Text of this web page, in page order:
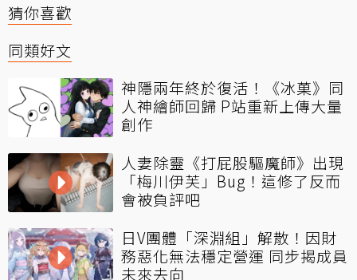
猜你喜歡
同類好文
神隱兩年終於復活！《冰菓》同
人神繪師回歸 P站重新上傳大量
創作
人妻除靈《打屁股驅魔師》出現
「梅川伊芙」Bug！這修了反而
會被負評吧
日V團體「深淵組」解散！因財
務惡化無法穩定營運 同步揭成員
未來去向